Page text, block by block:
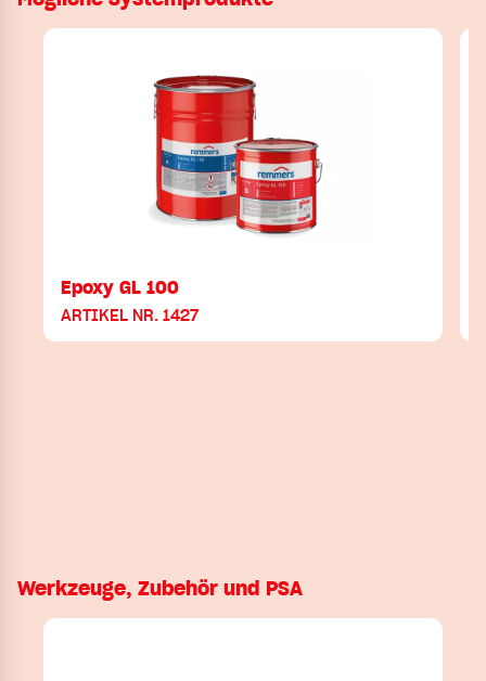
Epoxy GL 100
ARTIKEL NR. 1427
Werkzeuge, Zubehör und PSA